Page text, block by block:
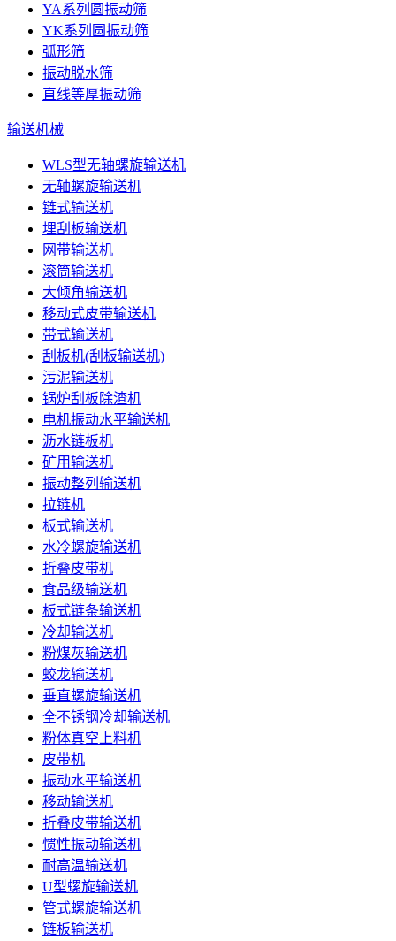
YA系列圆振动筛
YK系列圆振动筛
弧形筛
振动脱水筛
直线等厚振动筛
输送机械
WLS型无轴螺旋输送机
无轴螺旋输送机
链式输送机
埋刮板输送机
网带输送机
滚筒输送机
大倾角输送机
移动式皮带输送机
带式输送机
刮板机(刮板输送机)
污泥输送机
锅炉刮板除渣机
电机振动水平输送机
沥水链板机
矿用输送机
振动整列输送机
拉链机
板式输送机
水冷螺旋输送机
折叠皮带机
食品级输送机
板式链条输送机
冷却输送机
粉煤灰输送机
蛟龙输送机
垂直螺旋输送机
全不锈钢冷却输送机
粉体真空上料机
皮带机
振动水平输送机
移动输送机
折叠皮带输送机
惯性振动输送机
耐高温输送机
U型螺旋输送机
管式螺旋输送机
链板输送机